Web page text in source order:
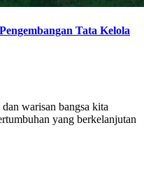
Tata Kelola
warisan bangsa kita
yang berkelanjutan